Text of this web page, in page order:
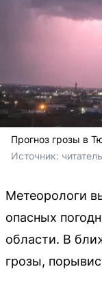
Прогноз грозы в
Источник:
Метеорологи
опасных
области. В
грозы,